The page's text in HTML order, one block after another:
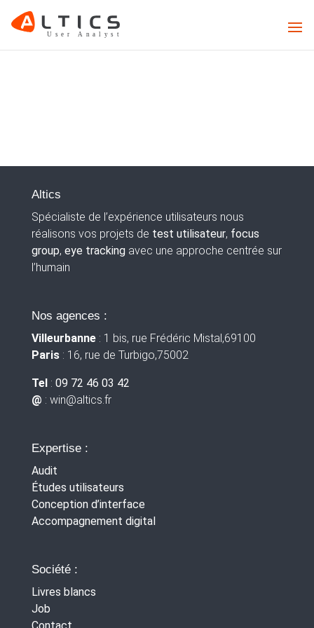
Altics
Spécialiste de l’expérience utilisateurs nous
réalisons vos projets de test utilisateur, focus
group, eye trackingavec une approche centrée sur
l’humain
Nos agences :
Villeurbanne: 1 bis, rue Frédéric Mistal,69100
Paris: 16, rue de Turbigo,75002
Tel : 09 72 46 03 42
@ : win@altics.fr
Expertise :
Audit
Études utilisateurs
Conception d’interface
Accompagnement digital
Société :
Livres blancs
Job